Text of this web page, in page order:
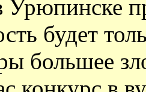
Урюпинске
будет
большее